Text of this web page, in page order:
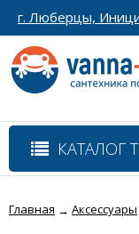
г. Люберцы,
КАТАЛОГ
Главная → Аксессуары